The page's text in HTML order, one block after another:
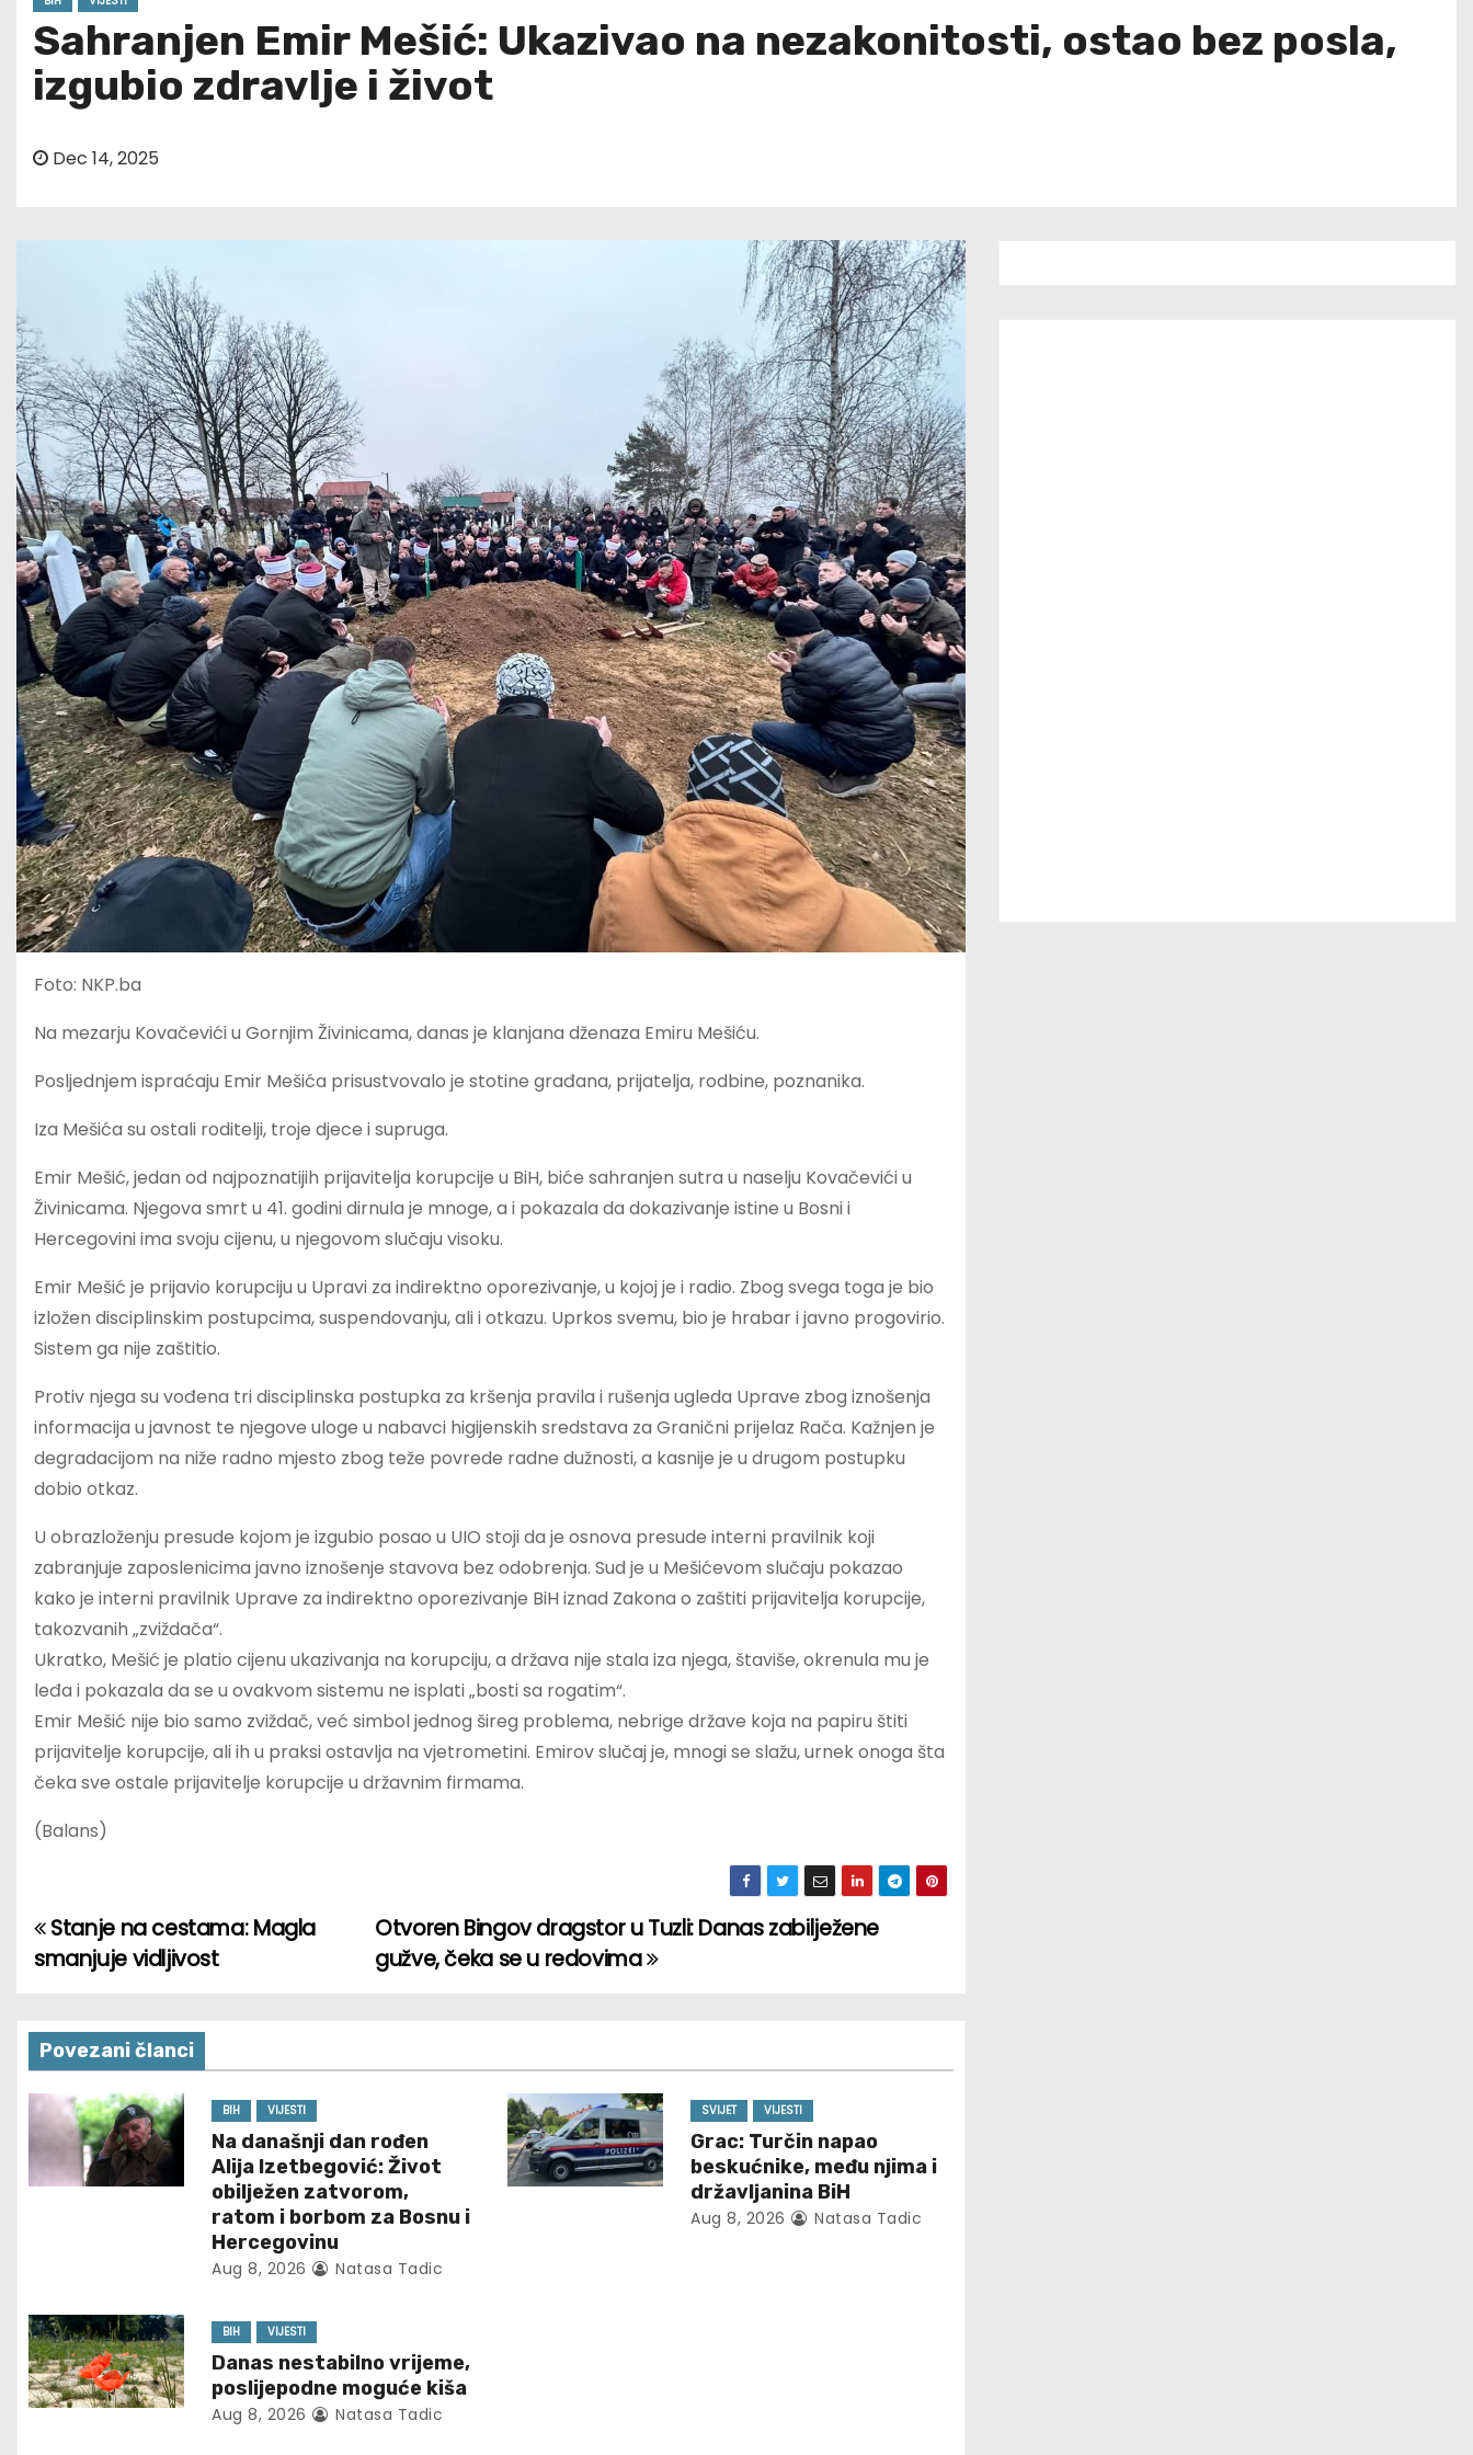
Sahranjen Emir Mešić: Ukazivao na nezakonitosti, ostao bez posla,
izgubio zdravlje i život
Dec 14, 2025
Foto: NKP.ba
Na mezarju Kovačevići u Gornjim Živinicama, danas je klanjana dženaza Emiru Mešiću.
Posljednjem ispraćaju Emir Mešića prisustvovalo je stotine građana, prijatelja, rodbine, poznanika.
Iza Mešića su ostali roditelji, troje djece i supruga.
Emir Mešić, jedan od najpoznatijih prijavitelja korupcije u BiH, biće sahranjen sutra u naselju Kovačevići u
Živinicama. Njegova smrt u 41. godini dirnula je mnoge, a i pokazala da dokazivanje istine u Bosni i
Hercegovini ima svoju cijenu, u njegovom slučaju visoku.
Emir Mešić je prijavio korupciju u Upravi za indirektno oporezivanje, u kojoj je i radio. Zbog svega toga je bio
izložen disciplinskim postupcima, suspendovanju, ali i otkazu. Uprkos svemu, bio je hrabar i javno progovirio.
Sistem ga nije zaštitio.
Protiv njega su vođena tri disciplinska postupka za kršenja pravila i rušenja ugleda Uprave zbog iznošenja
informacija u javnost te njegove uloge u nabavci higijenskih sredstava za Granični prijelaz Rača. Kažnjen je
degradacijom na niže radno mjesto zbog teže povrede radne dužnosti, a kasnije je u drugom postupku
dobio otkaz.
U obrazloženju presude kojom je izgubio posao u UIO stoji da je osnova presude interni pravilnik koji
zabranjuje zaposlenicima javno iznošenje stavova bez odobrenja. Sud je u Mešićevom slučaju pokazao
kako je interni pravilnik Uprave za indirektno oporezivanje BiH iznad Zakona o zaštiti prijavitelja korupcije,
takozvanih „zviždača“.
Ukratko, Mešić je platio cijenu ukazivanja na korupciju, a država nije stala iza njega, štaviše, okrenula mu je
leđa i pokazala da se u ovakvom sistemu ne isplati „bosti sa rogatim“.
Emir Mešić nije bio samo zviždač, već simbol jednog šireg problema, nebrige države koja na papiru štiti
prijavitelje korupcije, ali ih u praksi ostavlja na vjetrometini. Emirov slučaj je, mnogi se slažu, urnek onoga šta
čeka sve ostale prijavitelje korupcije u državnim firmama.
(Balans)
P
s
t
n
a
g
a
t
Otvoren Bingov dragstor u Tuzli: Danas zabilježene
gužve, čeka se u redovima
Stanje na cestama: Magla
smanjuje vidljivost
Povezani članci
BIH VIJESTI
Na današnji dan rođen
Alija Izetbegović: Život
obilježen zatvorom,
ratom i borbom za Bosnu i
Hercegovinu
Aug 8, 2026 Natasa Tadic
SVIJET VIJESTI
Grac: Turčin napao
beskućnike, među njima i
državljanina BiH
Aug 8, 2026 Natasa Tadic
BIH VIJESTI
Danas nestabilno vrijeme,
poslijepodne moguće kiša
Aug 8, 2026 Natasa Tadic